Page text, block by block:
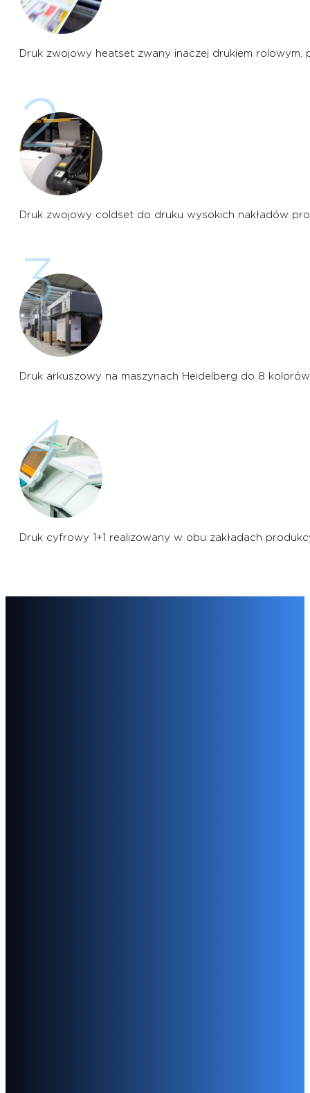
Druk zwojowy heatset zwany inaczej drukiem
2
Druk zwojowy coldset do druku wysokich nakładów
3
Druk arkuszowy na maszynach Heidelberg do 8
4
Druk cyfrowy 1+1 realizowany w obu zakładach